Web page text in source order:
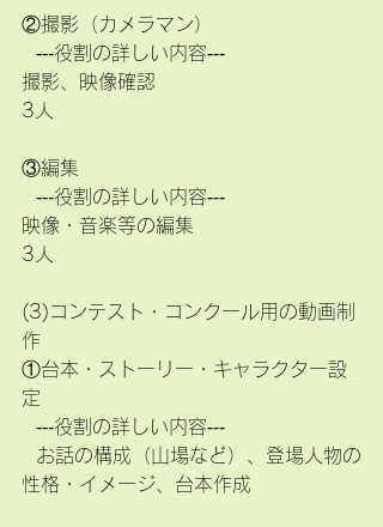
②撮影（カメラマン）
  ‐‐‐役割の詳しい内容‐‐‐
撮影、映像確認
3人
③編集
  ‐‐‐役割の詳しい内容‐‐‐
映像・音楽等の編集
3人
(3)コンテスト・コンクール用の動画制
作
①台本・ストーリー・キャラクター設
定
  ‐‐‐役割の詳しい内容‐‐‐
性格・イメージ、台本作成